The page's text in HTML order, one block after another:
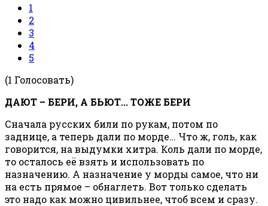
1
2
3
4
5
(1 Голосовать)
ДАЮТ – БЕРИ, А БЬЮТ... ТОЖЕ БЕРИ
Сначала русских били по рукам, потом по
заднице, а теперь дали по морде… Что ж, голь, как
говорится, на выдумки хитра. Коль дали по морде,
то осталось её взять и использовать по
назначению. А назначение у морды самое, что ни
на есть прямое – обнаглеть. Вот только сделать
это надо как можно цивильнее, чтоб всем и сразу.